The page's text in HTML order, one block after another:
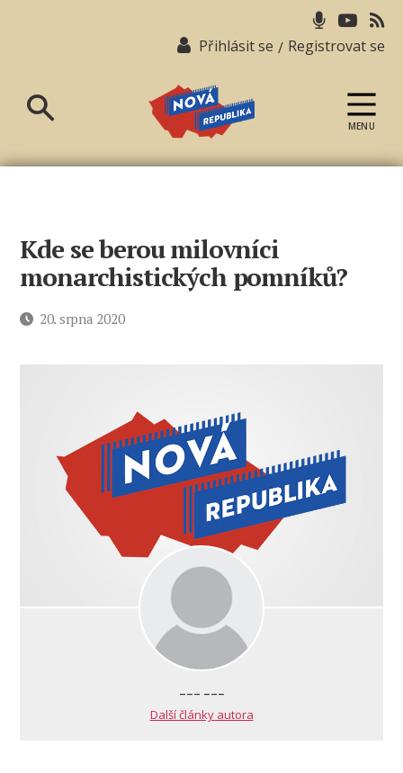
Přihlásit se / Registrovat se
republika
MENU
Kde se berou milovníci
monarchistických pomníků?
Datum20. srpna 2020
--- ---
Další články autora